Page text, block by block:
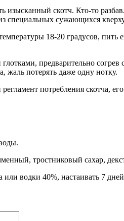
изысканный скотч. Кто-то
специальных сужающихся
18-20 градусов, пить
предварительно
жаль потерять даже одну нотку.
потребления скотча,
тростниковый сахар,
или водки 40%, настаивать 7